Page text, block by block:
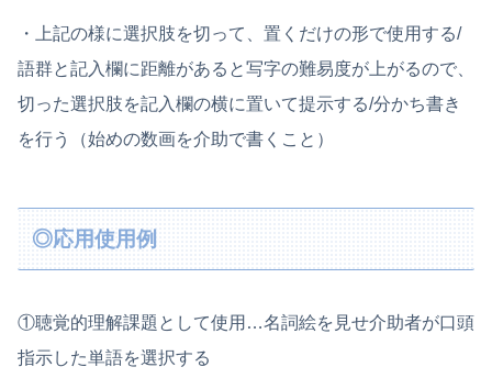
・上記の様に選択肢を切って、置くだけの形で使用する/
語群と記入欄に距離があると写字の難易度が上がるので、
切った選択肢を記入欄の横に置いて提示する/分かち書き
を行う（始めの数画を介助で書くこと）
◎応用使用例
①聴覚的理解課題として使用…名詞絵を見せ介助者が口頭
指示した単語を選択する